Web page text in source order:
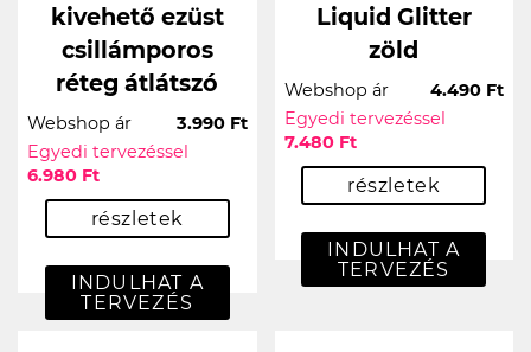
kivehető ezüst
csillámporos
réteg átlátszó
Webshop ár
3.990 Ft
Egyedi tervezéssel
6.980 Ft
részletek
INDULHAT A
TERVEZÉS
Liquid Glitter
zöld
Webshop ár
4.490 Ft
Egyedi tervezéssel
7.480 Ft
részletek
INDULHAT A
TERVEZÉS